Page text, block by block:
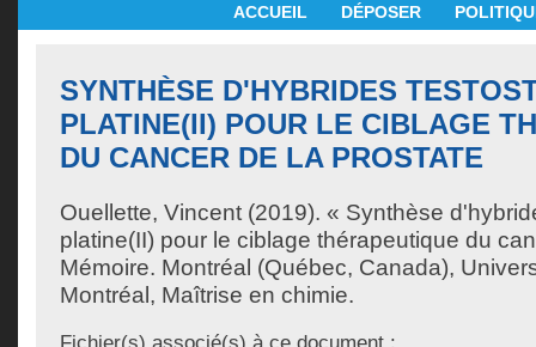
ACCUEIL DÉPOSER
SYNTHÈSE D'HYBRIDES
PLATINE(II) POUR LE CIBLAGE
DU CANCER DE LA PROSTATE
Ouellette, Vincent (2019). « Synthèse
platine(II) pour le ciblage thérapeutique du
Mémoire. Montréal (Québec, Canada),
Montréal, Maîtrise en chimie.
Fichier(s) associé(s) à ce document :